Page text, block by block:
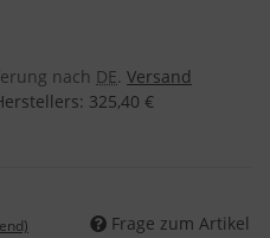
nach DE. Versand
: 325,40 €
Frage zum Artikel